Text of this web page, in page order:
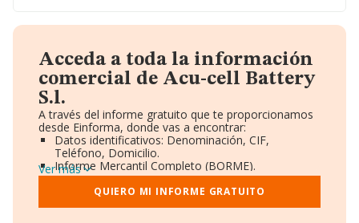
Acceda a toda la información
comercial de Acu-cell Battery
S.l.
A través del informe gratuito que te proporcionamos
desde Einforma, donde vas a encontrar:
Datos identificativos: Denominación, CIF,
Teléfono, Domicilio.
Informe Mercantil Completo (BORME).
Gráficos de Evolución Ventas y Empleados.
Consejo de Administración y Administradores.
Directivos y Ejecutivos.
Ver más
QUIERO MI INFORME GRATUITO